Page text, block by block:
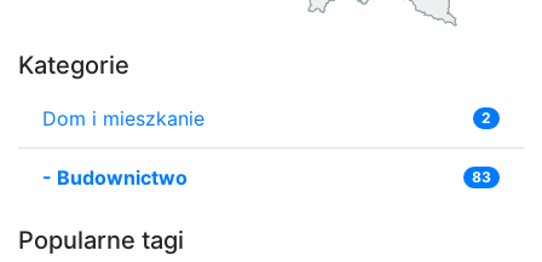
Kategorie
Dom i mieszkanie 2
- Budownictwo 83
Popularne tagi